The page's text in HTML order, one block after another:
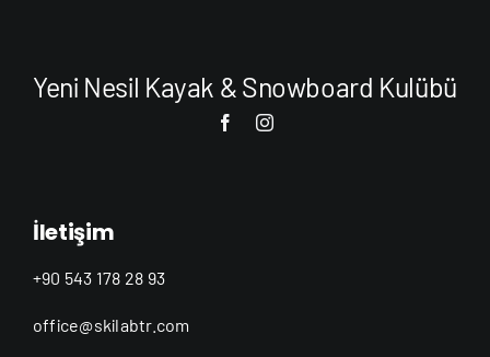
Yeni Nesil Kayak & Snowboard Kulübü
İletişim
+90 543 178 28 93
office@skilabtr.com